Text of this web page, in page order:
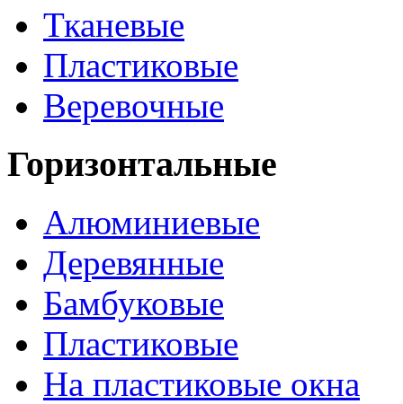
Тканевые
Пластиковые
Веревочные
Горизонтальные
Алюминиевые
Деревянные
Бамбуковые
Пластиковые
На пластиковые окна